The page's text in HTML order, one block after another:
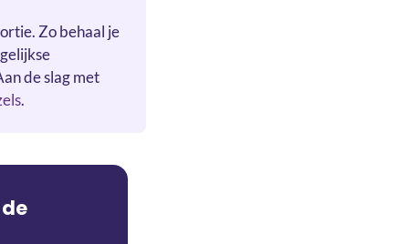
Zo behaal je
de slag met
.